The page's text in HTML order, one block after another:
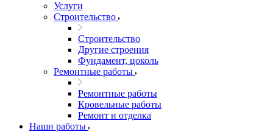
Услуги
Строительство
Строительство
Другие строения
Фундамент, цоколь
Ремонтные работы
Ремонтные работы
Кровельные работы
Ремонт и отделка
Наши работы